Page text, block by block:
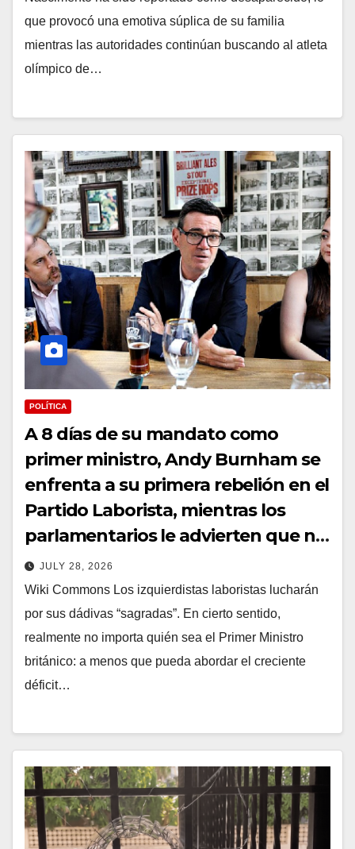
que provocó una emotiva súplica de su familia
mientras las autoridades continúan buscando al atleta
olímpico de…
POLÍTICA
A 8 días de su mandato como
primer ministro, Andy Burnham se
enfrenta a su primera rebelión en el
Partido Laborista, mientras los
parlamentarios le advierten que no
haga recortes en la asistencia social
* The Gateway Pundit * por Paul
Serran
JULY 28, 2026
Wiki Commons Los izquierdistas laboristas lucharán
por sus dádivas “sagradas”. En cierto sentido,
realmente no importa quién sea el Primer Ministro
británico: a menos que pueda abordar el creciente
déficit…